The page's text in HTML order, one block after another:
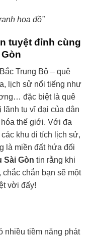
họa đồ”
tuyệt đỉnh cùng
Trung Bộ – quê
lịch sử nổi tiếng như
đặc biệt là quê
tụ vĩ đại của dân
thế giới. Với đa
khu di tích lịch sử,
là miền đất hứa đối
Sài Gòn tin rằng khi
chắc chắn bạn sẽ một
vời đấy!
nhiều tiềm năng phát